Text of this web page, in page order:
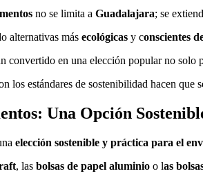
no se limita a Guadalajara; se
alternativas más ecológicas y conscientes
convertido en una elección popular no solo
los estándares de sostenibilidad hacen que
Una Opción
elección sostenible y práctica para el
, las bolsas de papel aluminio o las